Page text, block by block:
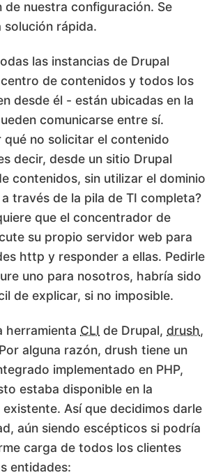
de nuestra configuración. Se
solución rápida.
las instancias de Drupal
de contenidos y todos los
desde él - están ubicadas en la
comunicarse entre sí.
qué no solicitar el contenido
decir, desde un sitio Drupal
contenidos, sin utilizar el dominio
través de la pila de TI completa?
que el concentrador de
su propio servidor web para
http y responder a ellas. Pedirle
uno para nosotros, habría sido
de explicar, si no imposible.
herramienta CLI de Drupal, drush,
alguna razón, drush tiene un
implementado en PHP,
estaba disponible en la
Así que decidimos darle
aún siendo escépticos si podría
carga de todos los clientes
entidades: